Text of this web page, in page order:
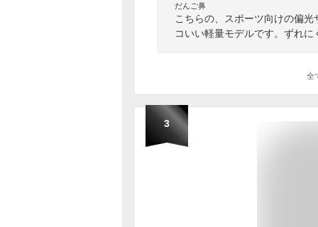
だんご鼻
こちらの、スポーツ向けの偏
コいい軽量モデルです。ずれ
全
3